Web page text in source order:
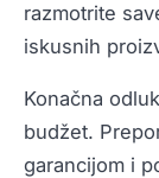
razmotrite
iskusnih
Konačna
budžet.
garancijom i